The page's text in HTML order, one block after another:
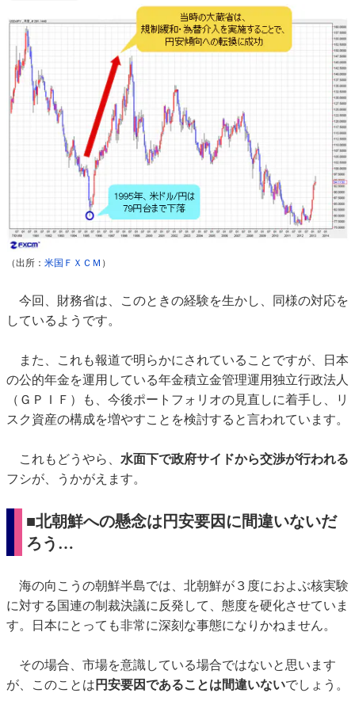
（出所： 米国ＦＸＣＭ ）
今回、財務省は、このときの経験を生かし、同様の対応を
しているようです。
また、これも報道で明らかにされていることですが、日本
の公的年金を運用している年金積立金管理運用独立行政法人
（ＧＰＩＦ）も、今後ポートフォリオの見直しに着手し、リ
スク資産の構成を増やすことを検討すると言われています。
これもどうやら、 水面下で政府サイドから交渉が行われる
フシが、うかがえます。
■北朝鮮への懸念は円安要因に間違いないだ
ろう…
海の向こうの朝鮮半島では、北朝鮮が３度におよぶ核実験
に対する国連の制裁決議に反発して、態度を硬化させていま
す。日本にとっても非常に深刻な事態になりかねません。
その場合、市場を意識している場合ではないと思います
が、このことは 円安要因であることは間違いないでしょう。